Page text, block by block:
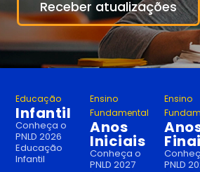
Receber atualizações
Educação
Infantil
Conheça o
PNLD 2026
Educação
Infantil
Ensino
Fundamental
Anos
Iniciais
Conheça o
PNLD 2027
Ensino
PNLD